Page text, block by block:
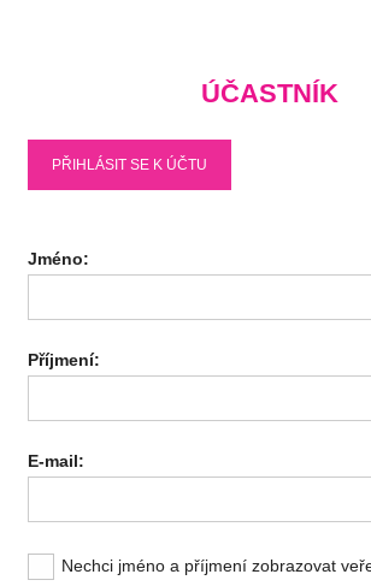
ÚČASTNÍK
PŘIHLÁSIT SE K ÚČTU
Jméno:
Příjmení:
E-mail:
Nechci jméno a příjmení zobrazovat